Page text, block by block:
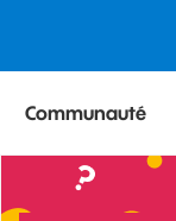
Communauté